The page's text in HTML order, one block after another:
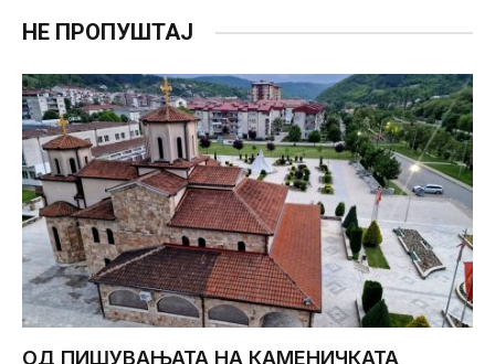
НЕ ПРОПУШТАЈ
ОД ПИШУВАЊАТА НА КАМЕНИЧКАТА